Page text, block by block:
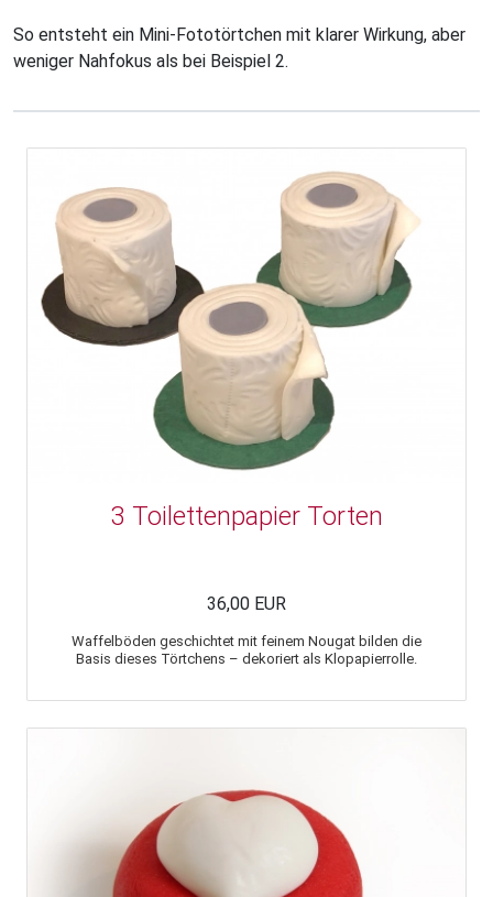
So entsteht ein Mini-Fototörtchen mit klarer Wirkung, aber
weniger Nahfokus als bei Beispiel 2.
3 Toilettenpapier Torten
36,00 EUR
Waffelböden geschichtet mit feinem Nougat bilden die
Basis dieses Törtchens – dekoriert als Klopapierrolle.